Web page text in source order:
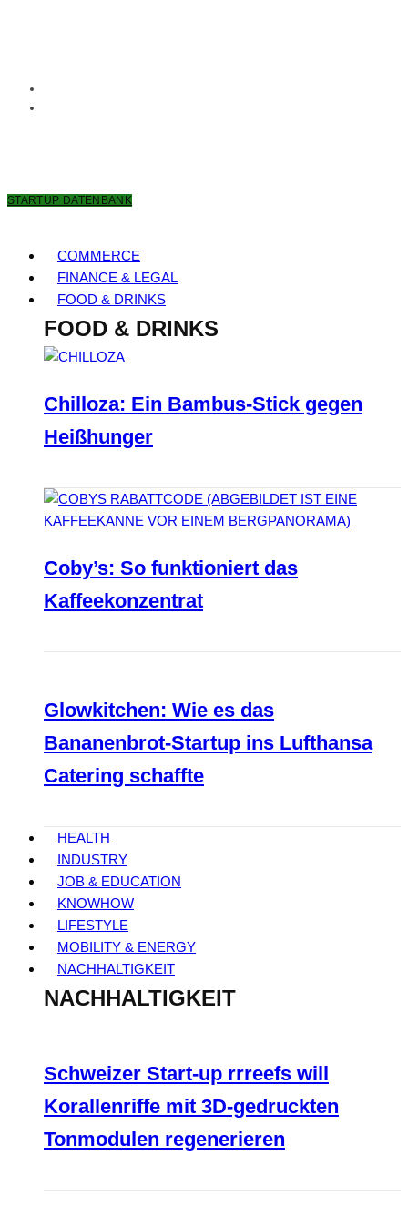
STARTUP DATENBANK
COMMERCE
FINANCE & LEGAL
FOOD & DRINKS
FOOD & DRINKS
Chilloza: Ein Bambus-Stick gegen
Heißhunger
Coby’s: So funktioniert das
Kaffeekonzentrat
Glowkitchen: Wie es das
Bananenbrot-Startup ins Lufthansa
Catering schaffte
HEALTH
INDUSTRY
JOB & EDUCATION
KNOWHOW
LIFESTYLE
MOBILITY & ENERGY
NACHHALTIGKEIT
NACHHALTIGKEIT
Schweizer Start-up rrreefs will
Korallenriffe mit 3D-gedruckten
Tonmodulen regenerieren